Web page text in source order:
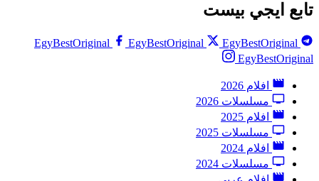
تابع ايجي بيست
EgyBestOriginal EgyBestOriginal
EgyBestOriginal
EgyBestOriginal
افلام 2026
مسلسلات 2026
افلام 2025
مسلسلات 2025
افلام 2024
مسلسلات 2024